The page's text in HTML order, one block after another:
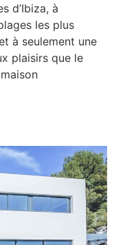
d’Ibiza, à
les plus
à seulement une
plaisirs que le